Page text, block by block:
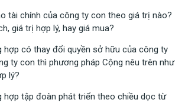
tài chính của công ty con theo giá trị nào?
giá trị hợp lý, hay giá mua?
hợp có thay đổi quyền sở hữu của công ty
ty con thì phương pháp Cộng nêu trên như
lý?
hợp tập đoàn phát triển theo chiều dọc từ